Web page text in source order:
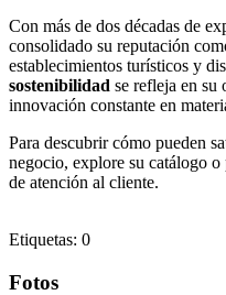
Con más de dos décadas de
consolidado su reputación
establecimientos turísticos y
sostenibilidad se refleja en su
innovación constante en
Para descubrir cómo pueden
negocio, explore su catálogo
de atención al cliente.
Etiquetas: 0
Fotos